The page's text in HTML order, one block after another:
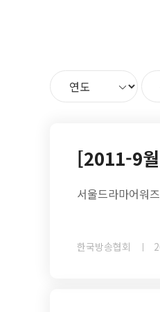
[2011-9
서울드라마어워
한국방송협회